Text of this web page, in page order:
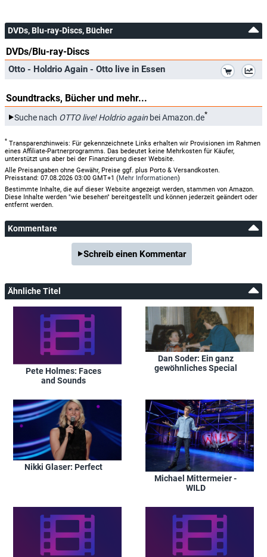
DVDs, Blu-ray-Discs, Bücher
DVDs/Blu-ray-Discs
Otto - Holdrio Again - Otto live in Essen
Soundtracks, Bücher und mehr...
Suche nach OTTO live! Holdrio again bei Amazon.de*
* Transparenzhinweis: Für gekennzeichnete Links erhalten wir Provisionen im Rahmen
eines Affiliate-Partnerprogramms. Das bedeutet keine Mehrkosten für Käufer,
unterstützt uns aber bei der Finanzierung dieser Website.
Alle Preisangaben ohne Gewähr, Preise ggf. plus Porto & Versandkosten.
Preisstand: 07.08.2026 03:00 GMT+1 (Mehr Informationen)
Bestimmte Inhalte, die auf dieser Website angezeigt werden, stammen von Amazon.
Diese Inhalte werden "wie besehen" bereitgestellt und können jederzeit geändert oder
entfernt werden.
Kommentare
Schreib einen Kommentar
Ähnliche Titel
Pete Holmes: Faces
and Sounds
Dan Soder: Ein ganz
gewöhnliches Special
Nikki Glaser: Perfect
Michael Mittermeier -
WILD